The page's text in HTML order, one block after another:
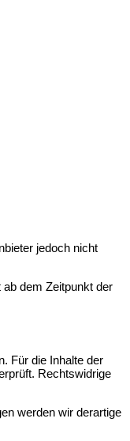
jedoch nicht
dem Zeitpunkt der
Für die Inhalte der
Rechtswidrige
werden wir derartige